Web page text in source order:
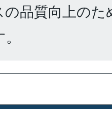
品質向上のた